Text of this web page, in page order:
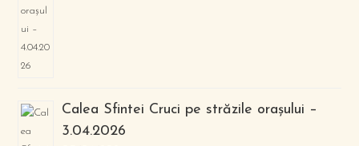
Calea Sfintei Cruci pe străzile orașului –
3.04.2026